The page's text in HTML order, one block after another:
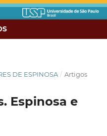
DE ESPINOSA / Artigos
Espinosa e